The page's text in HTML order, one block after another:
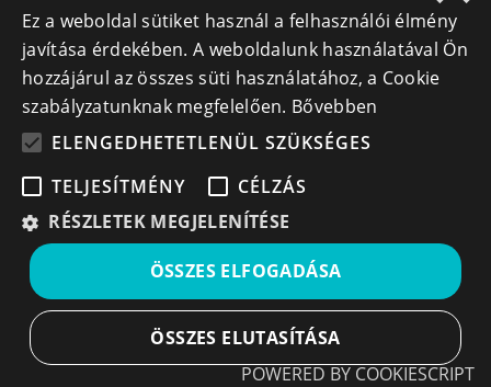
euró/projekt
Támogatás mértéke:legfeljebb 65%
A pályázat benyújtásának
periódusa:November 1-től kezdődően
Öntözőberendezések beszerzése
Ez a weboldal sütiket használ a felhasználói élmény
javítása érdekében. A weboldalunk használatával Ön
hozzájárul az összes süti használatához, a Cookie
szabályzatunknak megfelelően. Bővebben
ELENGEDHETETLENÜL SZÜKSÉGES
TELJESÍTMÉNY
CÉLZÁS
RÉSZLETEK MEGJELENÍTÉSE
ÖSSZES ELFOGADÁSA
ÖSSZES ELUTASÍTÁSA
POWERED BY COOKIESCRIPT